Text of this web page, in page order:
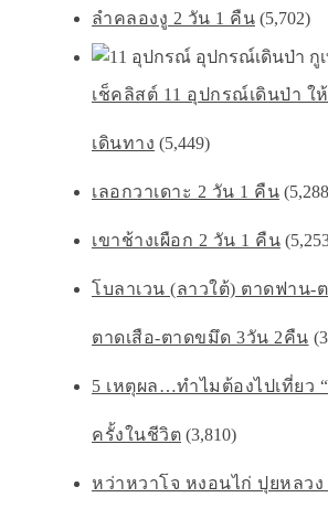
ลำคลองงู 2 วัน 1 คืน (5,702)
เช็คลิสต์ 11 อุปกรณ์เดินป่า ใ
เดินทาง (5,449)
เลอกวาเดาะ 2 วัน 1 คืน
เขาช้างเผือก 2 วัน 1 คืน
โบลาเวน (ลาวใต้) ตาดฟาน-ต
ตาดเสือ-ตาดขมึด 3วัน 2คืน
5 เหตุผล…ทำไมต้องไปเที่ยว
ครั้งในชีวิต (3,810)
หว่าหวาโจ หงอนไก่ ปุยหลวง